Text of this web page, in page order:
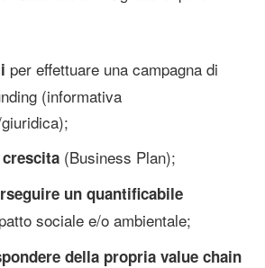
per effettuare una campagna di
(informativa
(Business Plan);
un quantificabile
sociale e/o ambientale;
della propria value chain